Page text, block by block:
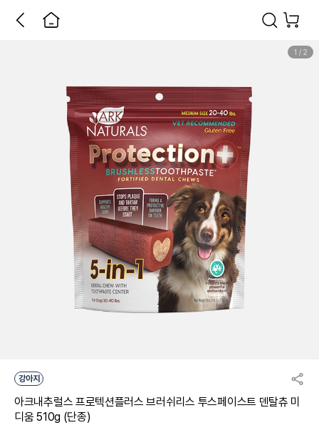
1 / 2
강아지
아크내추럴스 프로텍션플러스 브러쉬리스 투스페이스트 덴탈츄 미
디움 510g (단종)